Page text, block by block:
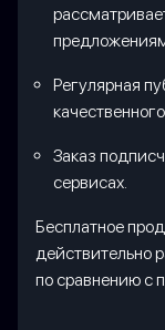
Регулярная
Заказ
сервисах.
Бесплатное
действительно
по сравнению с